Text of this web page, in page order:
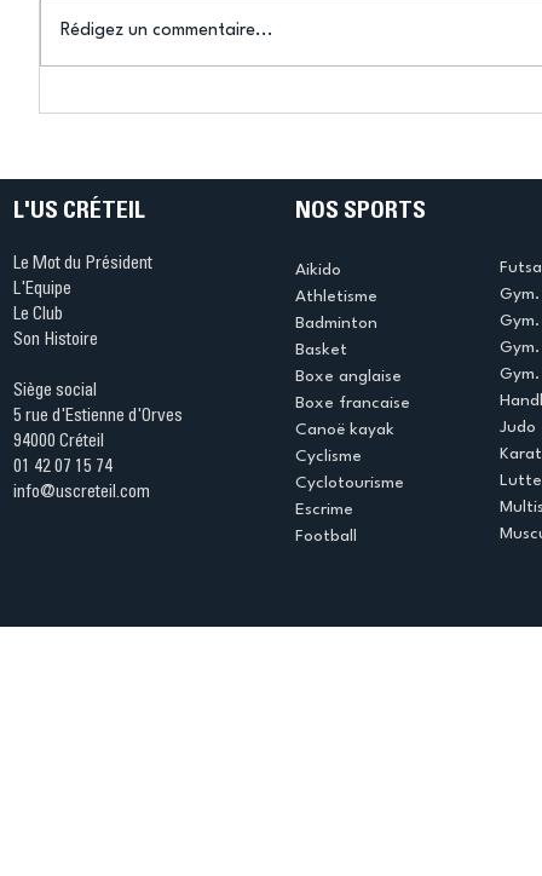
défi sportif, solidaire et
succès
Gachet.
Rédigez un commentaire...
L'US CRÉTEIL
Le Mot du Président
L'Equipe
Le Club
Son Histoire
Siège social
5 rue d'Estienne d'Orves
94000 Créteil
01 42 07 15 74
info@uscreteil.com
NOS SPORTS
Aikido
Athletisme
Badminton
Basket
Boxe anglaise
Boxe francaise
Canoë kayak
Cyclisme
Cyclotourisme
Escrime
Football
Judo
Lutte